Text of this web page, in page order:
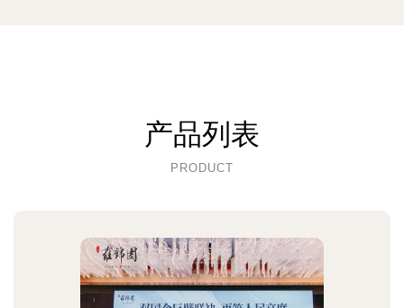
产品列表
PRODUCT